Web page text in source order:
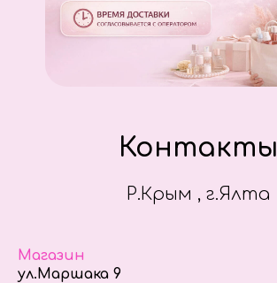
Контакты
Р.Крым , г.Ялта
Магазин
ул.Маршака 9